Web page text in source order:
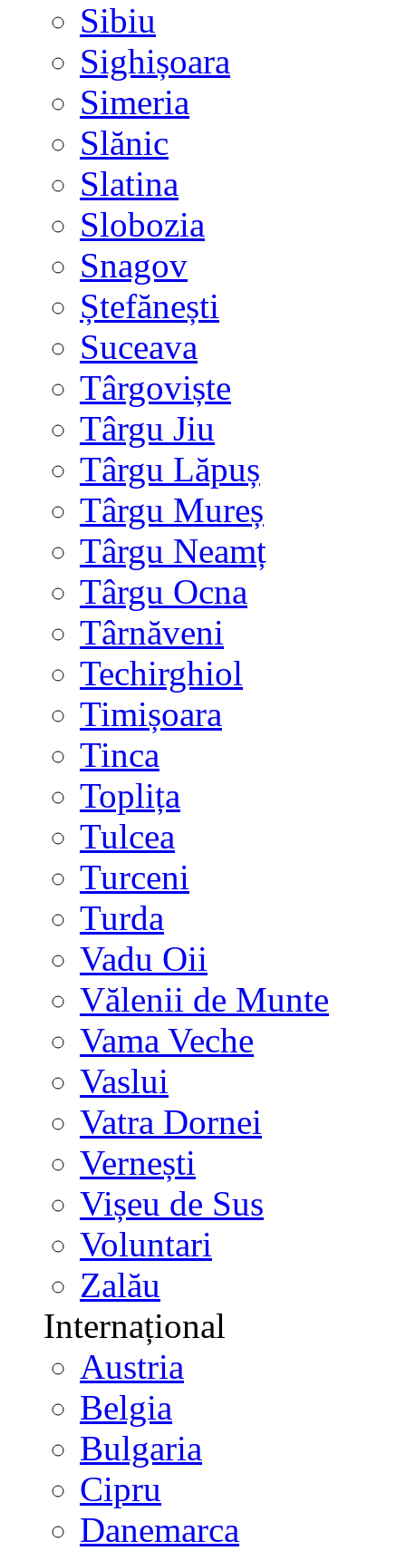
Sibiu
Sighișoara
Simeria
Slănic
Slatina
Slobozia
Snagov
Ștefănești
Suceava
Târgoviște
Târgu Jiu
Târgu Lăpuș
Târgu Mureș
Târgu Neamț
Târgu Ocna
Târnăveni
Techirghiol
Timișoara
Tinca
Toplița
Tulcea
Turceni
Turda
Vadu Oii
Vălenii de Munte
Vama Veche
Vaslui
Vatra Dornei
Vernești
Vișeu de Sus
Voluntari
Zalău
Internațional
Austria
Belgia
Bulgaria
Cipru
Danemarca